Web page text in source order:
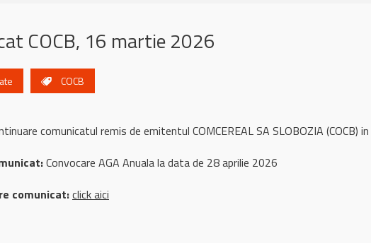
COCB, 16 martie 2026
COCB
comunicatul remis de emitentul COMCEREAL SA SLOBOZIA
Convocare AGA Anuala la data de 28 aprilie 2026
comunicat:click aici